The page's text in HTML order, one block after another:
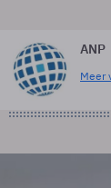
ANP
Meer